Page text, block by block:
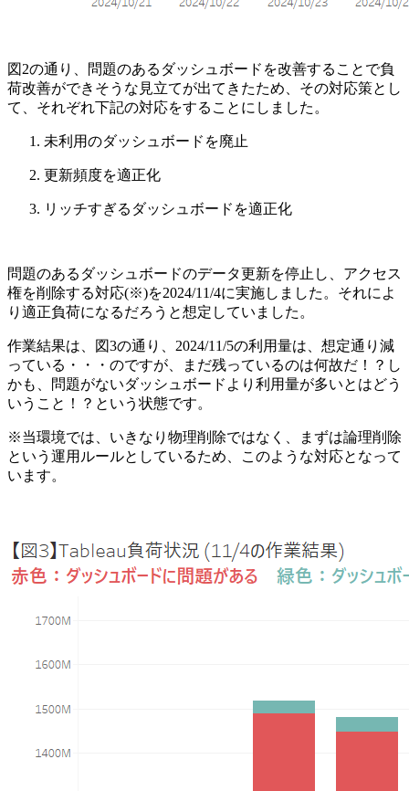
図2の通り、問題のあるダッシュボードを改善することで負
荷改善ができそうな見立てが出てきたため、その対応策とし
て、それぞれ下記の対応をすることにしました。
未利用のダッシュボードを廃止
更新頻度を適正化
リッチすぎるダッシュボードを適正化
問題のあるダッシュボードのデータ更新を停止し、アクセス
権を削除する対応(※)を2024/11/4に実施しました。それによ
り適正負荷になるだろうと想定していました。
作業結果は、図3の通り、2024/11/5の利用量は、想定通り減
っている・・・のですが、まだ残っているのは何故だ！？し
かも、問題がないダッシュボードより利用量が多いとはどう
いうこと！？という状態です。
※当環境では、いきなり物理削除ではなく、まずは論理削除
という運用ルールとしているため、このような対応となって
います。